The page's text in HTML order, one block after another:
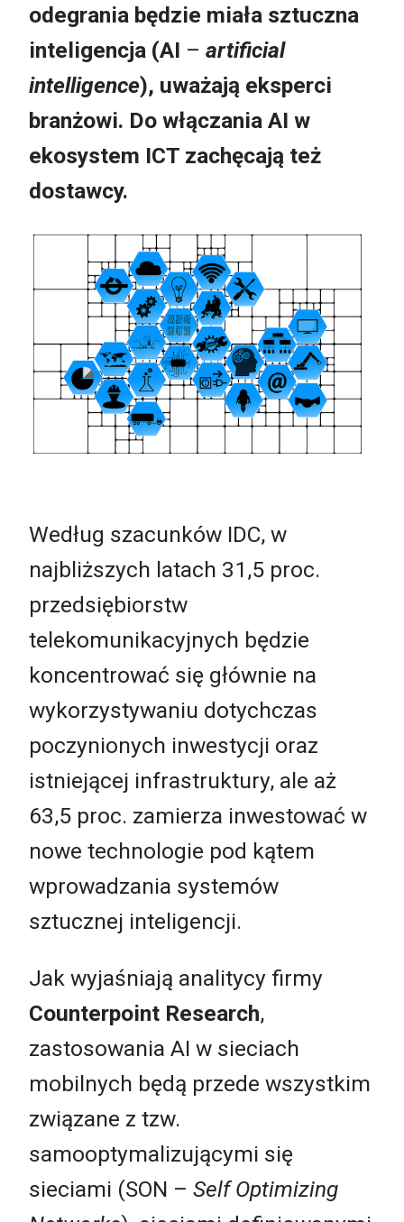
odegrania będzie miała sztuczna
inteligencja (AI – artificial
intelligence), uważają eksperci
branżowi. Do włączania AI w
ekosystem ICT zachęcają też
dostawcy.
Według szacunków IDC, w
najbliższych latach 31,5 proc.
przedsiębiorstw
telekomunikacyjnych będzie
koncentrować się głównie na
wykorzystywaniu dotychczas
poczynionych inwestycji oraz
istniejącej infrastruktury, ale aż
63,5 proc. zamierza inwestować w
nowe technologie pod kątem
wprowadzania systemów
sztucznej inteligencji.
Jak wyjaśniają analitycy firmy
Counterpoint Research,
zastosowania AI w sieciach
mobilnych będą przede wszystkim
związane z tzw.
samooptymalizującymi się
sieciami (SON – Self Optimizing